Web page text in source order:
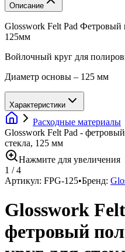
Описание
Glosswork Felt Pad Фетровый
125мм
Войлочный круг для
Диаметр основы – 125 мм
Характеристики
Расходные материалы
Glosswork Felt Pad -
стекла, 125 мм
Нажмите для увеличения
1 /4
Артикул: FPG-125•Бренд:
Glosswork
фетровый